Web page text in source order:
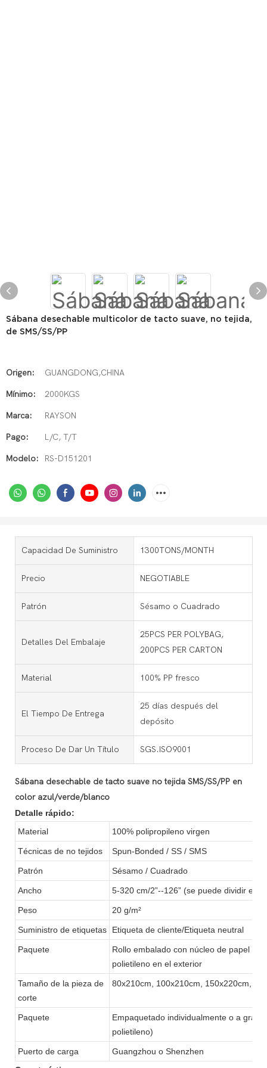
Sábana desechable multicolor de tacto suave, no tejida,
de SMS/SS/PP
Origen: GUANGDONG,CHINA
Mínimo: 2000KGS
Marca: RAYSON
Pago: L/C, T/T
Modelo: RS-D151201
Capacidad De Suministro 1300TONS/MONTH
Precio NEGOTIABLE
Patrón Sésamo o Cuadrado
Detalles Del Embalaje
25PCS PER POLYBAG,
200PCS PER CARTON
Material 100% PP fresco
El Tiempo De Entrega
25 días después del
depósito
Proceso De Dar Un Título SGS.ISO9001
Sábana desechable de tacto suave no tejida SMS/SS/PP en
color azul/verde/blanco
Detalle rápido:
Material
100% polipropileno virgen
Técnicas de no tejidos Spun-Bonded / SS / SMS
Patrón Sésamo / Cuadrado
Ancho 5-320 cm/2”--126” (se puede dividir en
Peso 20 g/m²
Suministro de etiquetas Etiqueta de cliente/Etiqueta neutral
Paquete
Rollo embalado con núcleo de papel de
polietileno en el exterior
Tamaño de la pieza de
corte
80x210cm, 100x210cm, 150x220cm, o
Paquete
Empaquetado individualmente o a
polietileno)
Puerto de carga
Guangzhou o Shenzhen